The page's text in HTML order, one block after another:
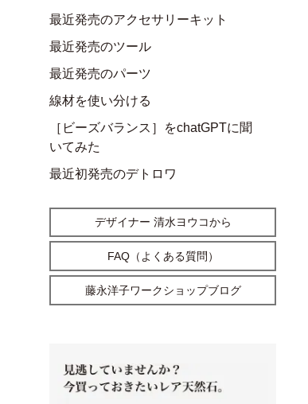
最近発売のアクセサリーキット
最近発売のツール
最近発売のパーツ
線材を使い分ける
［ビーズバランス］をchatGPTに聞
いてみた
最近初発売のデトロワ
デザイナー 清水ヨウコから
FAQ（よくある質問）
藤永洋子ワークショップブログ